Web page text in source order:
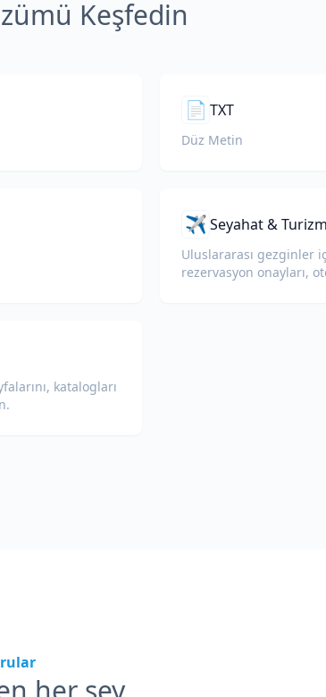
Keşfedin
📄 TXT
Düz Metin
✈️Seyahat & Turizm
Uluslararası gezginler
rezervasyon onayları,
katalogları